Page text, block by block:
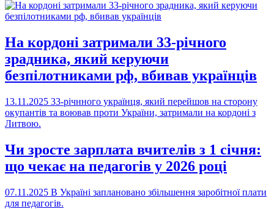
На кордоні затримали 33-річного
зрадника, який керуючи
безпілотниками рф, вбивав українців
13.11.2025 33-річнного українця, який перейшов на сторону
окупантів та воював проти України, затримали на кордоні з
Литвою.
Чи зросте зарплата вчителів з 1 січня:
що чекає на педагогів у 2026 році
07.11.2025 В Україні заплановано збільшення заробітної плати
для педагогів.